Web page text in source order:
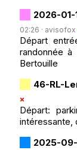
2026-
02:26 · avisofox
Départ
randonnée à
Bertouille
46-RL-
Départ:
intéressante,
2025-